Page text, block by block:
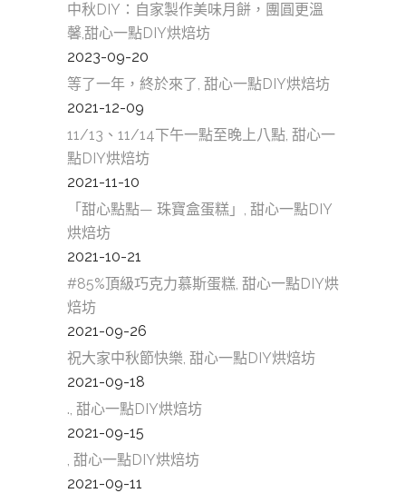
中秋DIY：自家製作美味月餅，團圓更溫
馨,甜心一點DIY烘焙坊
2023-09-20
等了一年，終於來了, 甜心一點DIY烘焙坊
2021-12-09
11/13、11/14下午一點至晚上八點, 甜心一
點DIY烘焙坊
2021-11-10
「甜心點點— 珠寶盒蛋糕」, 甜心一點DIY
烘焙坊
2021-10-21
#85%頂級巧克力慕斯蛋糕, 甜心一點DIY烘
焙坊
2021-09-26
祝大家中秋節快樂, 甜心一點DIY烘焙坊
2021-09-18
., 甜心一點DIY烘焙坊
2021-09-15
, 甜心一點DIY烘焙坊
2021-09-11